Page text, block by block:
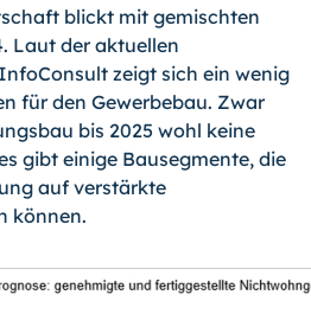
blickt mit gemischten
Laut der aktuellen
zeigt sich ein wenig
für den Gewerbebau. Zwar
bis 2025 wohl keine
gibt einige Bausegmente, die
auf verstärkte
können.